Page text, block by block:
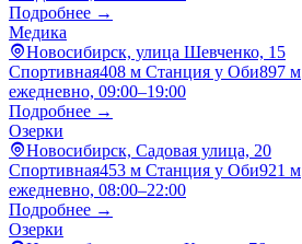
Подробнее →
Медика
Новосибирск, улица Шевченко, 15
Спортивная408 м Станция у Оби897 м
ежедневно, 09:00–19:00
Подробнее →
Озерки
Новосибирск, Садовая улица, 20
Спортивная453 м Станция у Оби921 м
ежедневно, 08:00–22:00
Подробнее →
Озерки